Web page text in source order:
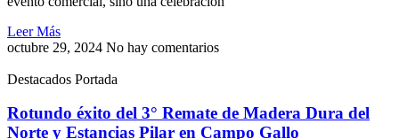
Leer Más
octubre 29, 2024 No hay comentarios
Destacados Portada
Rotundo éxito del 3° Remate de Madera Dura del
Norte y Estancias Pilar en Campo Gallo